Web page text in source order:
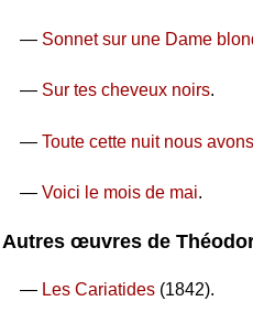
— Sonnet sur une Dame
— Sur tes cheveux noirs.
— Toute cette nuit nous avons
— Voici le mois de mai.
Autres œuvres de
— Les Cariatides(1842).